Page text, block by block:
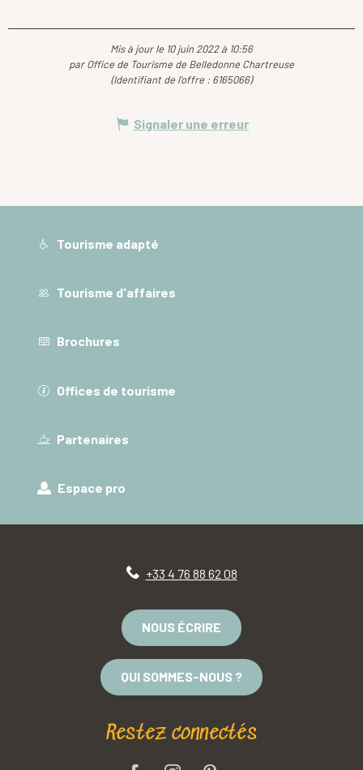
Mis à jour le 10 juin 2022 à 10:56
par Office de Tourisme de Belledonne Chartreuse
(Identifiant de l'offre : 6165066)
Signaler une erreur
Tourisme adapté
Tourisme d'affaires
Brochures
Offices de tourisme
Partenaires
Espace pro
+33 4 76 88 62 08
NOUS ÉCRIRE
QUI SOMMES-NOUS ?
Restez connectés